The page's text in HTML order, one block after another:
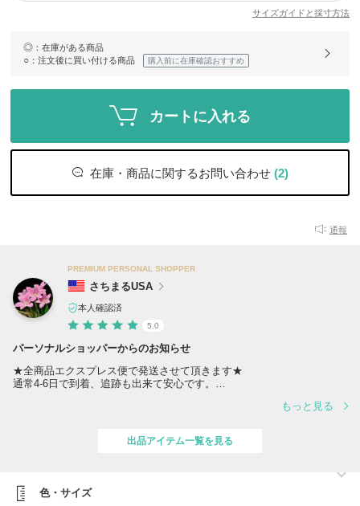
サイズガイドと採寸方法
◎ ：在庫がある商品
○ ：注文後に買い付ける商品 購入前に在庫確認おすすめ
カートに入れる
在庫・商品に関するお問い合わせ (2)
通報
PREMIUM PERSONAL SHOPPER
さちまるUSA
本人確認済
5.0
パーソナルショッパーからのお知らせ
★全商品エクスプレス便で発送させて頂きます★
通常4-6日で到着、追跡も出来て安心です。
日本では入手困難なラグジュアリーなベットリネンを多数出品しており
ます。モダン、シャビーシック、トラディショナルと種類も豊富ですの
まとめ買い割引やリピート購入は割引させて頂きますので、ご注文前に
もっと見る
出品アイテム一覧を見る
色・サイズ